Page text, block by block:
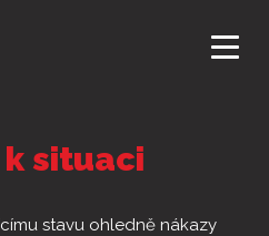
situaci
stavu ohledně nákazy